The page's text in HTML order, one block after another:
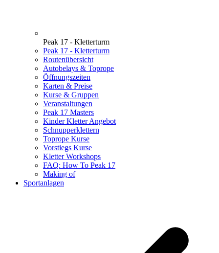
Peak 17 - Kletterturm
Peak 17 - Kletterturm
Routenübersicht
Autobelays & Toprope
Öffnungszeiten
Karten & Preise
Kurse & Gruppen
Veranstaltungen
Peak 17 Masters
Kinder Kletter Angebot
Schnupperklettern
Toprope Kurse
Vorstiegs Kurse
Kletter Workshops
FAQ: How To Peak 17
Making of
Sportanlagen